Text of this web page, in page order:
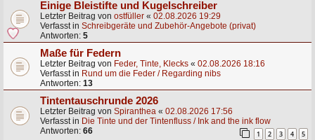
Einige Bleistifte und Kugelschreiber
Letzter Beitrag von ostfüller « 02.08.2026 19:29
Verfasst in Schreibgeräte und Zubehör-Angebote (privat)
Antworten: 5
Maße für Federn
Letzter Beitrag von Feder, Tinte, Klecks « 02.08.2026 18:16
Verfasst in Rund um die Feder / Regarding nibs
Antworten: 13
Tintentauschrunde 2026
Letzter Beitrag von Spiranthea « 02.08.2026 17:56
Verfasst in Die Tinte und der Tintenfluss / Ink and the ink flow
Antworten: 66 1 2 3 4 5